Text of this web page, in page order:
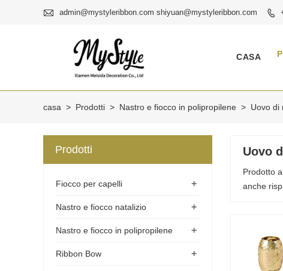
 admin@mystyleribbon.com shiyuan@mystyleribbon.com 
CASA
casa > Prodotti > Nastro e fiocco in polipropilene > Uovo di
Uovo
Prodotto
anche
Prodotti
+
Fiocco per capelli
+
Nastro e fiocco natalizio
+
Nastro e fiocco in polipropilene
+
Ribbon Bow